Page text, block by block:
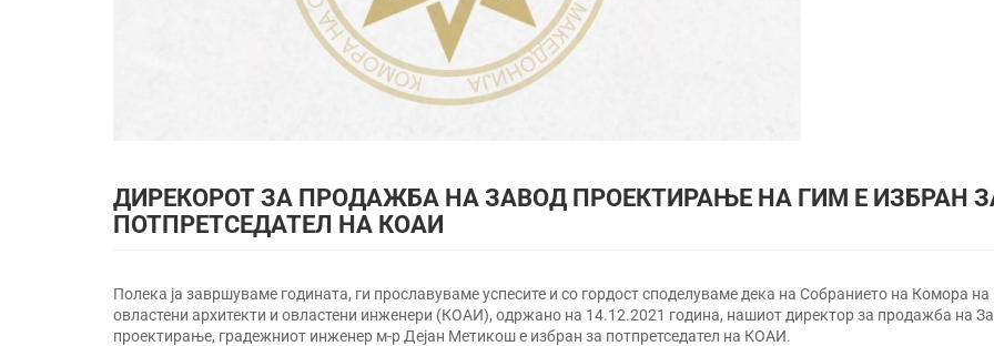
ДИРЕКОРОТ ЗА ПРОДАЖБА НА ЗАВОД ПРОЕКТИРАЊЕ НА ГИМ Е ИЗБРАН
ПОТПРЕТСЕДАТЕЛ НА КОАИ
Полека ја завршуваме годината, ги прославуваме успесите и со гордост споделуваме дека на Собранието на Комора на
овластени архитекти и овластени инженери (КОАИ), одржано на 14.12.2021 година, нашиот директор за продажба на
проектирање, градежниот инженер м-р Дејан Метикош е избран за потпретседател на КОАИ.